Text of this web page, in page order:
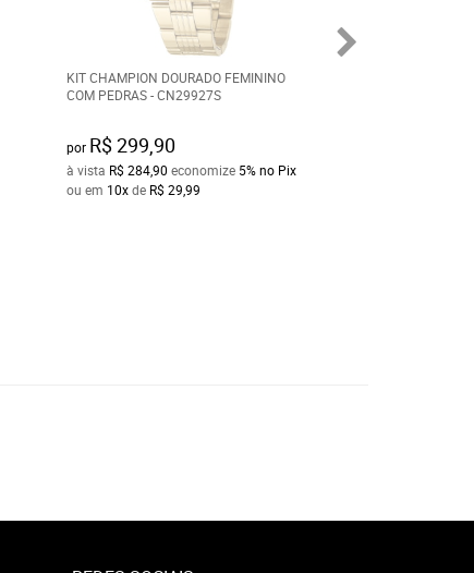
KIT CHAMPION DOURADO FEMININO
COM PEDRAS - CN29927S
por R$ 299,90
à vista R$ 284,90 economize 5% no Pix
ou em 10xde R$ 29,99